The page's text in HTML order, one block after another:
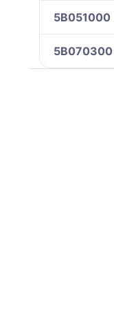
5B051000
5B070300